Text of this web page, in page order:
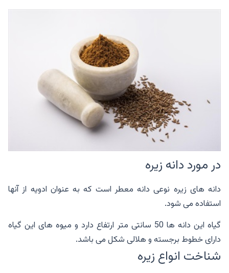
در مورد دانه زیره
دانه های زیره نوعی دانه معطر است که به عنوان ادویه از آنها
استفاده می شود.
گیاه این دانه ها 50 سانتی متر ارتفاع دارد و میوه های این گیاه
دارای خطوط برجسته و هلالی شکل می باشد.
شناخت انواع زیره